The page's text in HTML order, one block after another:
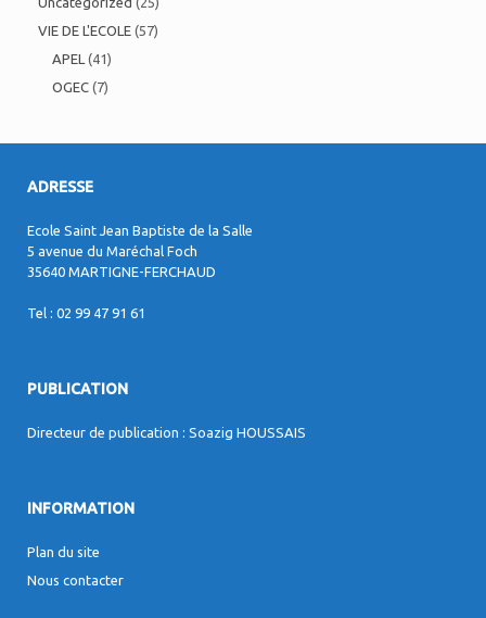
VIE DE L'ECOLE (57)
APEL (41)
OGEC (7)
ADRESSE
Ecole Saint Jean Baptiste de la Salle
5 avenue du Maréchal Foch
35640 MARTIGNE-FERCHAUD
Tel : 02 99 47 91 61
PUBLICATION
Directeur de publication : Soazig HOUSSAIS
INFORMATION
Plan du site
Nous contacter